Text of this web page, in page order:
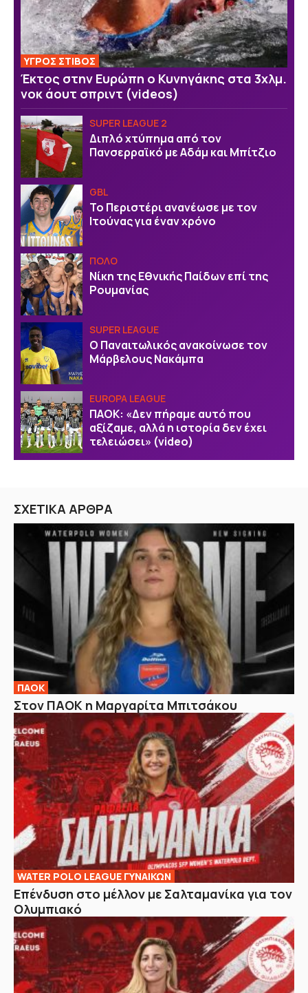
ΥΓΡΟΣ ΣΤΙΒΟΣ
Έκτος στην Ευρώπη ο Κυνηγάκης στα 3χλμ.
νοκ άουτ σπριντ (videos)
SUPER LEAGUE 2
Διπλό χτύπημα από τον
Πανσερραϊκό με Αδάμ και Μπίτζιο
GBL
Το Περιστέρι ανανέωσε με τον
Ιτούνας για έναν χρόνο
ΠΟΛΟ
Νίκη της Εθνικής Παίδων επί της
Ρουμανίας
SUPER LEAGUE
Ο Παναιτωλικός ανακοίνωσε τον
Μάρβελους Νακάμπα
EUROPA LEAGUE
ΠΑΟΚ: «Δεν πήραμε αυτό που
αξίζαμε, αλλά η ιστορία δεν έχει
τελειώσει» (video)
ΣΧΕΤΙΚΑ ΑΡΘΡΑ
ΠΑΟΚ
Στον ΠΑΟΚ η Μαργαρίτα Μπιτσάκου
WATER POLO LEAGUE ΓΥΝΑΙΚΩΝ
Επένδυση στο μέλλον με Σαλταμανίκα για τον
Ολυμπιακό